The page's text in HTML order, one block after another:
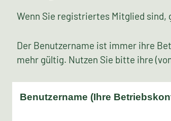
Wenn Sie registriertes Mitglied sind,
Der Benutzername ist immer ihre
mehr gültig. Nutzen Sie bitte ihre